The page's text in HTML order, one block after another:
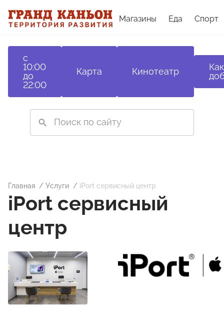
Магазины Еда Спорт
с
10:00
до
22:00
Карта Кинотеатр
Как
Главная Услуги iPort сервисный центр
iPort сервисный
центр